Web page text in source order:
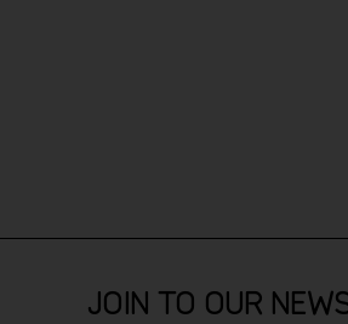
JOIN TO OUR